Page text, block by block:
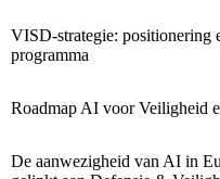
VISD-strategie: positionering
programma
Roadmap AI voor Veiligheid
De aanwezigheid van AI in